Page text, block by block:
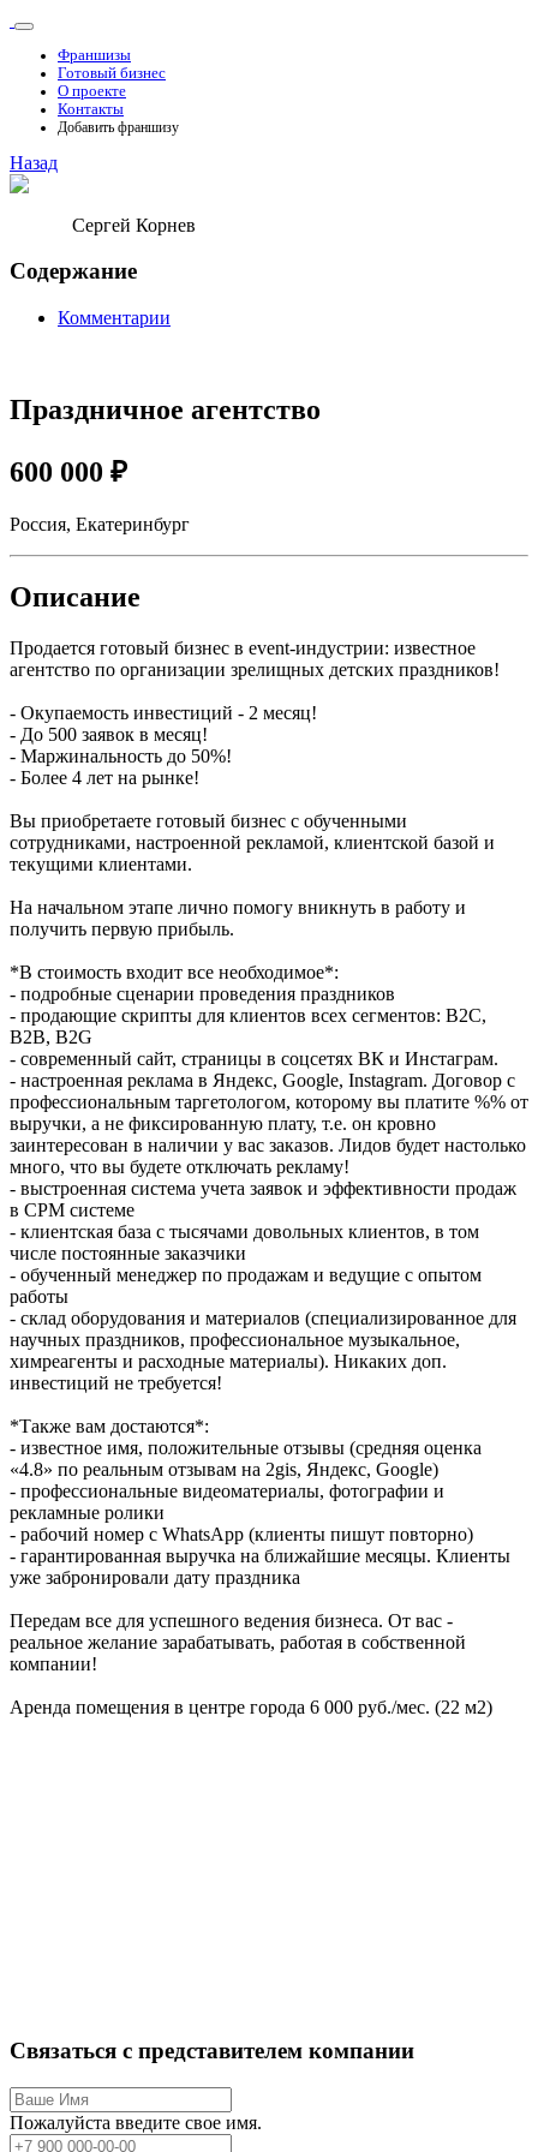
Франшизы
Готовый бизнес
О проекте
Контакты
Добавить франшизу
Назад
Сергей Корнев
Содержание
Комментарии
Праздничное агентство
600 000 ₽
Россия, Екатеринбург
Описание
Продается готовый бизнес в event-индустрии: известное
агентство по организации зрелищных детских праздников!
- Окупаемость инвестиций - 2 месяц!
- До 500 заявок в месяц!
- Маржинальность до 50%!
- Более 4 лет на рынке!
Вы приобретаете готовый бизнес с обученными
сотрудниками, настроенной рекламой, клиентской базой и
текущими клиентами.
На начальном этапе лично помогу вникнуть в работу и
получить первую прибыль.
*В стоимость входит все необходимое*:
- подробные сценарии проведения праздников
- продающие скрипты для клиентов всех сегментов: B2C,
B2B, B2G
- современный сайт, страницы в соцсетях ВК и Инстаграм.
- настроенная реклама в Яндекс, Google, Instagram. Договор с
профессиональным таргетологом, которому вы платите %% от
выручки, а не фиксированную плату, т.е. он кровно
заинтересован в наличии у вас заказов. Лидов будет настолько
много, что вы будете отключать рекламу!
- выстроенная система учета заявок и эффективности продаж
в СРМ системе
- клиентская база с тысячами довольных клиентов, в том
числе постоянные заказчики
- обученный менеджер по продажам и ведущие с опытом
работы
- склад оборудования и материалов (специализированное для
научных праздников, профессиональное музыкальное,
химреагенты и расходные материалы). Никаких доп.
инвестиций не требуется!
*Также вам достаются*:
- известное имя, положительные отзывы (средняя оценка
«4.8» по реальным отзывам на 2gis, Яндекс, Google)
- профессиональные видеоматериалы, фотографии и
рекламные ролики
- рабочий номер c WhatsApp (клиенты пишут повторно)
- гарантированная выручка на ближайшие месяцы. Клиенты
уже забронировали дату праздника
Передам все для успешного ведения бизнеса. От вас -
реальное желание зарабатывать, работая в собственной
компании!
Аренда помещения в центре города 6 000 руб./мес. (22 м2)
Связаться с представителем компании
Пожалуйста введите свое имя.